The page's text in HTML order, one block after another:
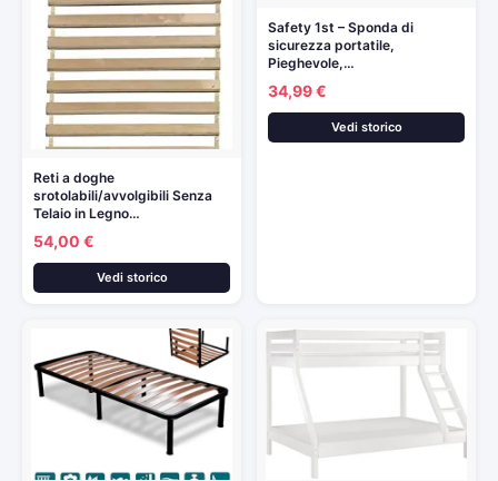
Reti a doghe
srotolabili/avvolgibili Senza
Telaio in Legno…
54,00 €
Vedi storico
Safety 1st – Sponda di
sicurezza portatile,
Pieghevole,…
34,99 €
Vedi storico